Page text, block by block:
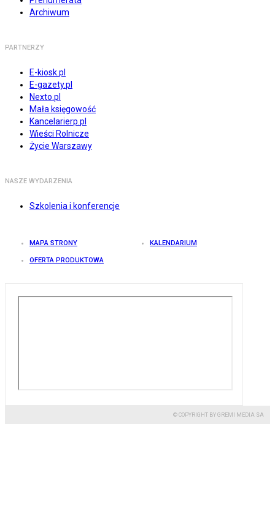
Archiwum
PARTNERZY
E-kiosk.pl
E-gazety.pl
Nexto.pl
Mała księgowość
Kancelarierp.pl
Wieści Rolnicze
Życie Warszawy
NASZE WYDARZENIA
Szkolenia i konferencje
MAPA STRONY KALENDARIUM
OFERTA PRODUKTOWA
© COPYRIGHT BY GREMI MEDIA SA